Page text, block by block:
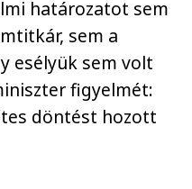
határozatot sem
sem a
esélyük sem volt
figyelmét:
döntést hozott